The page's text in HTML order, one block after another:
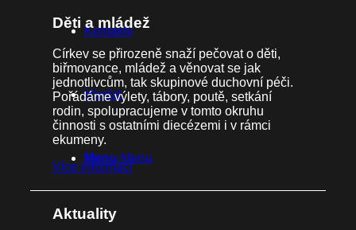
Kontakty
Hledat
Menu Menu
Děti a mládež
Církev se přirozeně snaží pečovat o děti,
biřmovance, mládež a věnovat se jak
jednotlivcům, tak skupinové duchovní péči.
Pořádáme výlety, tábory, poutě, setkání
rodin, spolupracujeme v tomto okruhu
činnosti s ostatními diecézemi i v rámci
ekumeny.
Více informací
Aktuality